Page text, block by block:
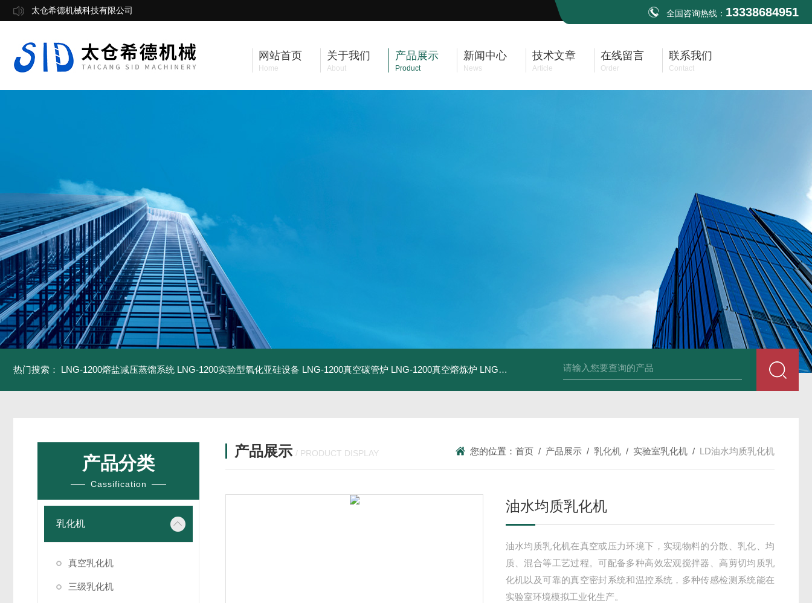
太仓希德机械科技有限公司 全国咨询热线： 13338684951
网站首页
Home
关于我们
About
产品展示
Product
新闻中心
News
技术文章
Article
在线留言
Order
联系我们
Contact
热门搜索： LNG-1200熔盐减压蒸馏系统 LNG-1200实验型氧化亚硅设备 LNG-1200真空碳管炉 LNG-1200真空熔炼炉 LNG-1200真空热压炉 LNG-1200真空钨丝炉 LNHZ-1200
产品分类
Cassification
乳化机
真空乳化机
三级乳化机
产品展示 / PRODUCT DISPLAY 您的位置： 首页 / 产品展示 / 乳化机 / 实验室乳化机 / LD油水均质乳化机
油水均质乳化机
油水均质乳化机在真空或压力环境下，实现物料的分散、乳化、均
质、混合等工艺过程。可配备多种高效宏观搅拌器、高剪切均质乳
化机以及可靠的真空密封系统和温控系统，多种传感检测系统能在
实验室环境模拟工业化生产。